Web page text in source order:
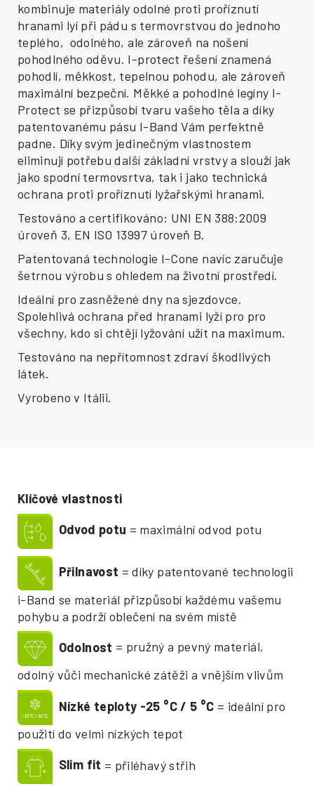
kombinuje materiály odolné proti proříznutí
hranami lyí při pádu s termovrstvou do jednoho
teplého, odolného, ale zároveň na nošení
pohodlného oděvu. I-protect řešení znamená
pohodlí, měkkost, tepelnou pohodu, ale zároveň
maximální bezpeční. Měkké a pohodlné legíny I-
Protect se přizpůsobí tvaru vašeho těla a díky
patentovanému pásu I-Band Vám perfektně
padne. Díky svým jedinečným vlastnostem
eliminují potřebu další základní vrstvy a slouží jak
jako spodní termovsrtva, tak i jako technická
ochrana proti proříznutí lyžařskými hranami.
Testováno a certifikováno: UNI EN 388:2009
úroveň 3, EN ISO 13997 úroveň B.
Patentovaná technologie I-Cone navíc zaručuje
šetrnou výrobu s ohledem na životní prostředí.
Ideální pro zasněžené dny na sjezdovce.
Spolehlivá ochrana před hranami lyží pro pro
všechny, kdo si chtějí lyžování užít na maximum.
Testováno na nepřítomnost zdraví škodlivých
látek.
Vyrobeno v Itálii.
Klíčové vlastnosti
Odvod potu = maximální odvod potu
Přilnavost = díky patentované technologii
i-Band se materiál přizpůsobí každému vašemu
pohybu a podrží oblečení na svém místě
Odolnost = pružný a pevný materiál,
odolný vůči mechanické zátěži a vnějším vlivům
Nízké teploty -25 °C / 5 °C = ideální pro
použití do velmi nízkých tepot
Slim fit = přiléhavý střih